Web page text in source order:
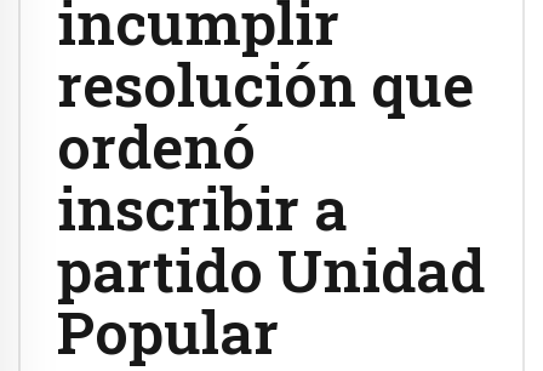
incumplir
resolución que
ordenó
inscribir a
partido Unidad
Popular